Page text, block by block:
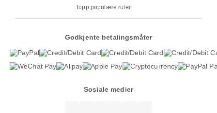
Topp populære ruter
Godkjente betalingsmåter
Sosiale medier